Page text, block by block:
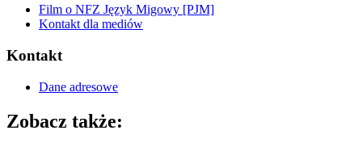
Film o NFZ Język Migowy [PJM]
Kontakt dla mediów
Kontakt
Dane adresowe
Zobacz także: